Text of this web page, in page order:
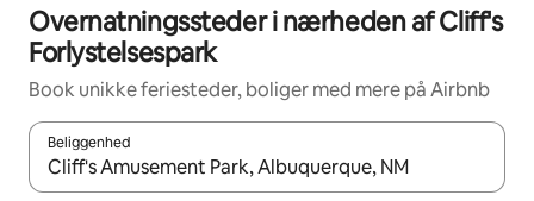
Overnatningssteder i nærheden af Cliff's
Forlystelsespark
Book unikke feriesteder, boliger med mere på Airbnb
Beliggenhed
Når resultaterne er tilgængelige, skal du navigere med